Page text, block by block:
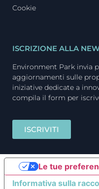
Cookie
ISCRIZIONE ALLA
Environment Park invia
aggiornamenti sulle
iniziative dedicate a
compila il form per
ISCRIVITI
Informativa sulla
Le tue